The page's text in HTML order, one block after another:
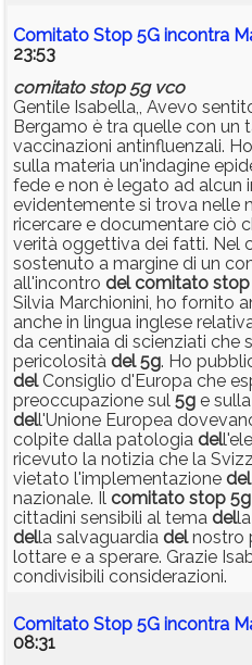
Comitato Stop 5G incontra
23:53
comitato stop 5g vco
Gentile Isabella,, Avevo
Bergamo è tra quelle con un
vaccinazioni antinfluenzali.
sulla materia un'indagine
fede e non è legato ad alcun
evidentemente si trova nelle
ricercare e documentare ciò
verità oggettiva dei fatti. Nel
sostenuto a margine di un
all'incontro del comitato stop
Silvia Marchionini, ho fornito
anche in lingua inglese
da centinaia di scienziati che
pericolosità del 5g. Ho
delConsiglio d'Europa che
preoccupazione sul 5g e
dell'Unione Europea
colpite dalla patologia del
ricevuto la notizia che la
vietato l'implementazione del
nazionale. Il comitato stop 5g
cittadini sensibili al tema del
della salvaguardia delnostro
lottare e a sperare. Grazie
condivisibili considerazioni.
Comitato Stop 5G incontra
08:31